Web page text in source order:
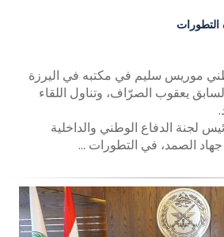
التطورات
موريس سليم في مكتبه في اليرزة
يعقوب الصرّاف، وتناول اللقاء
لجنة الدفاع الوطني والداخلية
جهاد الصمد، في التطورات ...